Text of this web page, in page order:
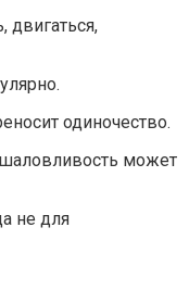
двигаться,
одиночество.
может
не для